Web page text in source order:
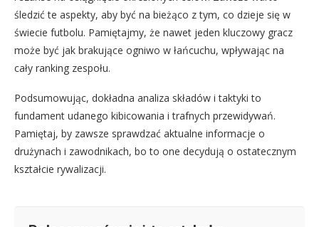
śledzić te aspekty, aby być na bieżąco z tym, co dzieje się w
świecie futbolu. Pamiętajmy, że nawet jeden kluczowy gracz
może być jak brakujące ogniwo w łańcuchu, wpływając na
cały ranking zespołu.
Podsumowując, dokładna analiza składów i taktyki to
fundament udanego kibicowania i trafnych przewidywań.
Pamiętaj, by zawsze sprawdzać aktualne informacje o
drużynach i zawodnikach, bo to one decydują o ostatecznym
kształcie rywalizacji.